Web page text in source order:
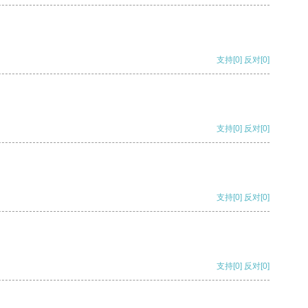
支持[0] 反对[0]
支持[0] 反对[0]
支持[0] 反对[0]
支持[0] 反对[0]